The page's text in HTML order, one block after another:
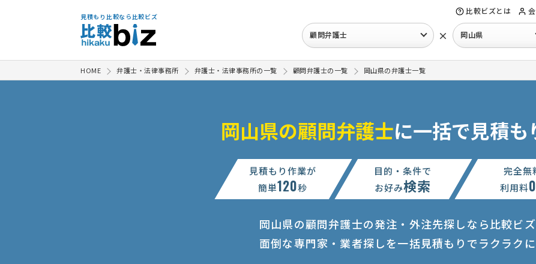
見積もり比較なら比較ビズ
比較ビズとは
顧問弁護士 × 岡山県
HOME 弁護士・法律事務所 弁護士・法律事務所の一覧 顧問弁護士の一覧 岡山県の弁護士一覧
岡山県の顧問弁護士に一括で見積も
見積もり作業が
簡単120秒
目的・条件で
お好み検索
完全無
利用料0
岡山県の顧問弁護士の発注・外注先探しなら比較ビズ
面倒な専門家・業者探しを一括見積もりでラクラクに